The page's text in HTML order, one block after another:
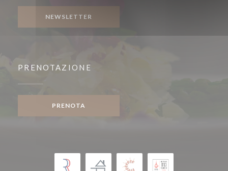
NEWSLETTER
PRENOTAZIONE
PRENOTA